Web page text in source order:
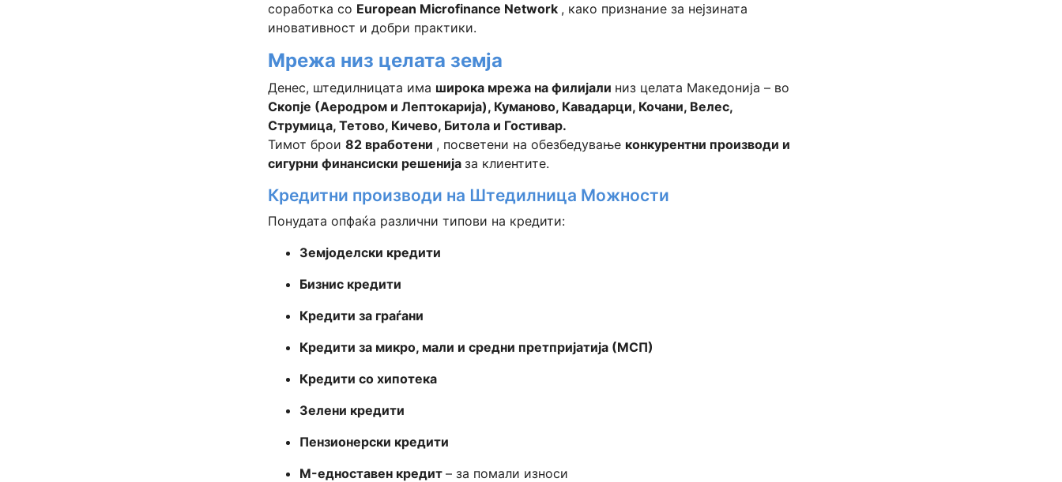
соработка со European Microfinance Network , како признание за нејзината
иновативност и добри практики.
Мрежа низ целата земја
Денес, штедилницата има широка мрежа на филијали низ целата Македонија – во
Скопје (Аеродром и Лептокарија), Куманово, Кавадарци, Кочани, Велес,
Струмица, Тетово, Кичево, Битола и Гостивар.
Тимот брои 82 вработени , посветени на обезбедување конкурентни производи и
сигурни финансиски решенија за клиентите.
Кредитни производи на Штедилница Можности
Понудата опфаќа различни типови на кредити:
Земјоделски кредити
Бизнис кредити
Кредити за граѓани
Кредити за микро, мали и средни претпријатија (МСП)
Кредити со хипотека
Зелени кредити
Пензионерски кредити
M-едноставен кредит – за помали износи